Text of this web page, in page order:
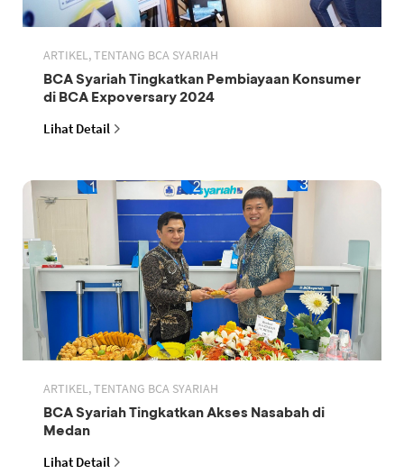
ARTIKEL, TENTANG BCA SYARIAH
BCA Syariah Tingkatkan Pembiayaan Konsumer
di BCA Expoversary 2024
Lihat Detail
ARTIKEL, TENTANG BCA SYARIAH
BCA Syariah Tingkatkan Akses Nasabah di
Medan
Lihat Detail